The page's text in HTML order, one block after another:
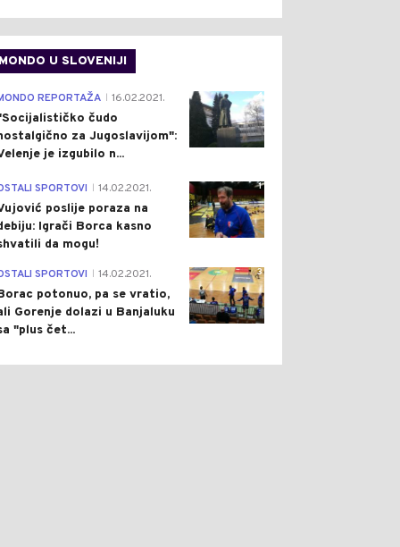
MONDO U SLOVENIJI
4
REPORTAŽA 16.02.2021.
čudo
za Jugoslavijom":
je izgubilo n...
1
SPORTOVI 14.02.2021.
poslije poraza na
Igrači Borca kasno
da mogu!
3
SPORTOVI 14.02.2021.
potonuo, pa se vratio,
Gorenje dolazi u Banjaluku
"plus čet...